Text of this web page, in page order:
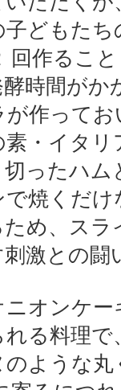
子どもた
回作るこ
時間がか
が作って
・イタ
切ったハ
で焼くだ
め、ス
刺激との闘
オンケー
れる料理
のような